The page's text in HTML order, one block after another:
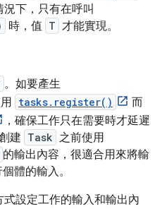
下，只有在呼叫
時，值 T 才能實現。
。如要產生
tasks.register()
而
，確保工作只在需要時才延遲
建 Task 之前使用
的輸出內容，很適合用來將輸
體的輸入。
設定工作的輸入和輸出內